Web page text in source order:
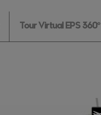
Tour Virtual EPS 360º